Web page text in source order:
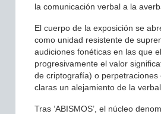
la comunicación verbal a la
El cuerpo de la exposición se
como unidad resistente de
audiciones fonéticas en las que
progresivamente el valor
de criptografía) o perpetraciones
claras un alejamiento de la
Tras ‘ABISMOS’, el núcleo